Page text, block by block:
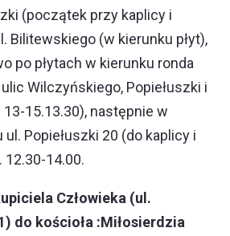
(początek przy kaplicy i
Bilitewskiego (w kierunku płyt),
po płytach w kierunku ronda
Wilczyńskiego, Popiełuszki i
13-15.13.30), następnie w
Popiełuszki 20 (do kaplicy i
12.30-14.00.
Człowieka (ul.
do kościoła :Miłosierdzia